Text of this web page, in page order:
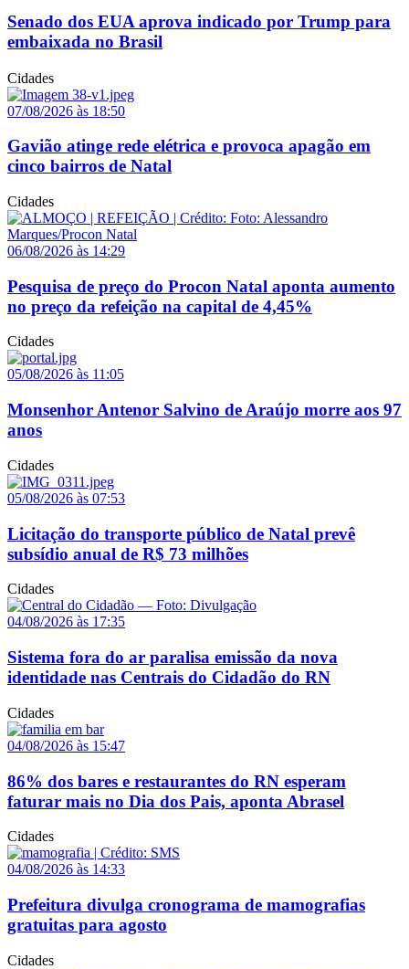
Senado dos EUA aprova indicado por Trump para
embaixada no Brasil
Cidades
07/08/2026 às 18:50
Gavião atinge rede elétrica e provoca apagão em
cinco bairros de Natal
Cidades
06/08/2026 às 14:29
Pesquisa de preço do Procon Natal aponta aumento
no preço da refeição na capital de 4,45%
Cidades
05/08/2026 às 11:05
Monsenhor Antenor Salvino de Araújo morre aos 97
anos
Cidades
05/08/2026 às 07:53
Licitação do transporte público de Natal prevê
subsídio anual de R$ 73 milhões
Cidades
04/08/2026 às 17:35
Sistema fora do ar paralisa emissão da nova
identidade nas Centrais do Cidadão do RN
Cidades
04/08/2026 às 15:47
86% dos bares e restaurantes do RN esperam
faturar mais no Dia dos Pais, aponta Abrasel
Cidades
04/08/2026 às 14:33
Prefeitura divulga cronograma de mamografias
gratuitas para agosto
Cidades